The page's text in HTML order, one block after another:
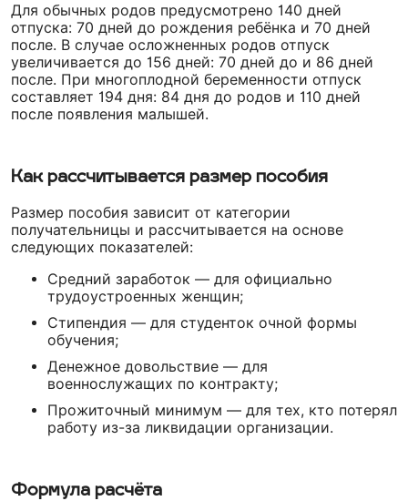
Для обычных родов предусмотрено 140 дней
отпуска: 70 дней до рождения ребёнка и 70 дней
после. В случае осложненных родов отпуск
увеличивается до 156 дней: 70 дней до и 86 дней
после. При многоплодной беременности отпуск
составляет 194 дня: 84 дня до родов и 110 дней
после появления малышей.
Как рассчитывается размер пособия
Размер пособия зависит от категории
получательницы и рассчитывается на основе
следующих показателей:
Средний заработок — для официально
трудоустроенных женщин;
Стипендия — для студенток очной формы
обучения;
Денежное довольствие — для
военнослужащих по контракту;
Прожиточный минимум — для тех, кто потерял
работу из-за ликвидации организации.
Формула расчёта